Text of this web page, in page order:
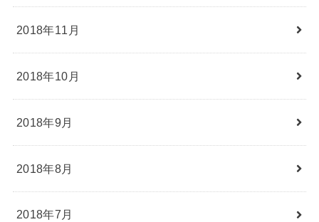
2018年11月
2018年10月
2018年9月
2018年8月
2018年7月